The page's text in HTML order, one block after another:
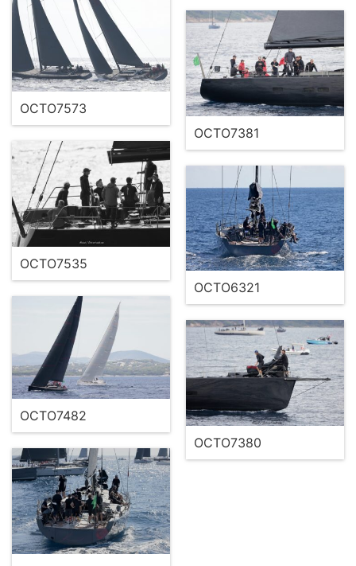
OCTO7573
OCTO7381
OCTO7535
OCTO6321
OCTO7482
OCTO7380